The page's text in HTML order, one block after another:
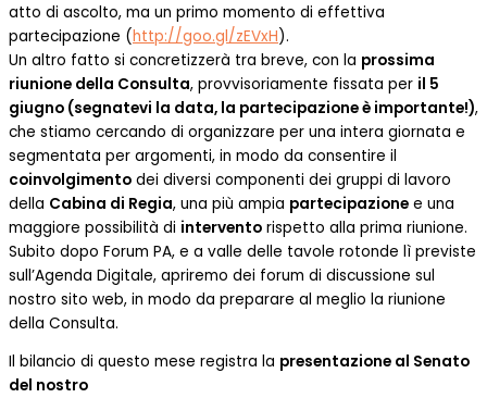
atto di ascolto, ma un primo momento di effettiva
partecipazione (http://goo.gl/zEVxH).
Un altro fatto si concretizzerà tra breve, con la prossima
riunione della Consulta, provvisoriamente fissata per il 5
giugno (segnatevi la data, la partecipazioneè importante!),
che stiamo cercando di organizzare per una intera giornata e
segmentata per argomenti, in modo da consentire il
coinvolgimento dei diversi componenti dei gruppi di lavoro
della Cabina di Regia, una più ampia partecipazione e una
maggiore possibilità di intervento rispetto alla prima riunione.
Subito dopo Forum PA, e a valle delle tavole rotonde lì previste
sull’Agenda Digitale, apriremo dei forum di discussione sul
nostro sito web, in modo da preparare al meglio la riunione
della Consulta.
Il bilancio di questo mese registra la presentazione al Senato
del nostro